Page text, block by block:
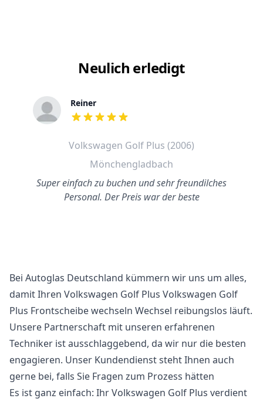
Neulich erledigt
Reiner
out of 5 stars
Volkswagen Golf Plus (2006)
Mönchengladbach
Super einfach zu buchen und sehr freundilches
Personal. Der Preis war der beste
Bei Autoglas Deutschland kümmern wir uns um alles,
damit Ihren Volkswagen Golf Plus Volkswagen Golf
Plus Frontscheibe wechseln Wechsel reibungslos läuft.
Unsere Partnerschaft mit unseren erfahrenen
Techniker ist ausschlaggebend, da wir nur die besten
engagieren. Unser Kundendienst steht Ihnen auch
gerne bei, falls Sie Fragen zum Prozess hätten
Es ist ganz einfach: Ihr Volkswagen Golf Plus verdient